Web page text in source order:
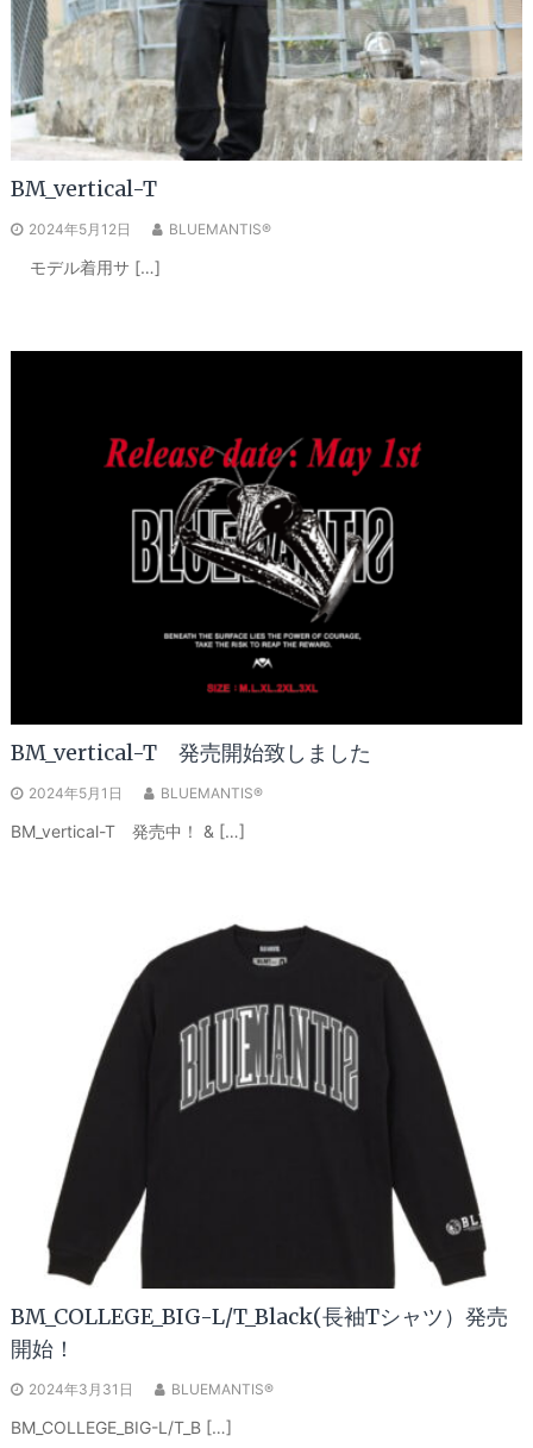
BM_vertical-T
2024年5月12日 BLUEMANTIS®
モデル着用サ […]
BM_vertical-T 発売開始致しました
2024年5月1日 BLUEMANTIS®
BM_vertical-T 発売中！ & […]
BM_COLLEGE_BIG-L/T_Black(長袖Tシャツ）発売
開始！
2024年3月31日 BLUEMANTIS®
BM_COLLEGE_BIG-L/T_B […]